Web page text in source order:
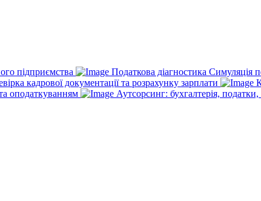
підприємства Податкова діагностика Симуляція
кадрової документації та розрахунку зарплати
оподаткуванням
Аутсорсинг: бухгалтерія,